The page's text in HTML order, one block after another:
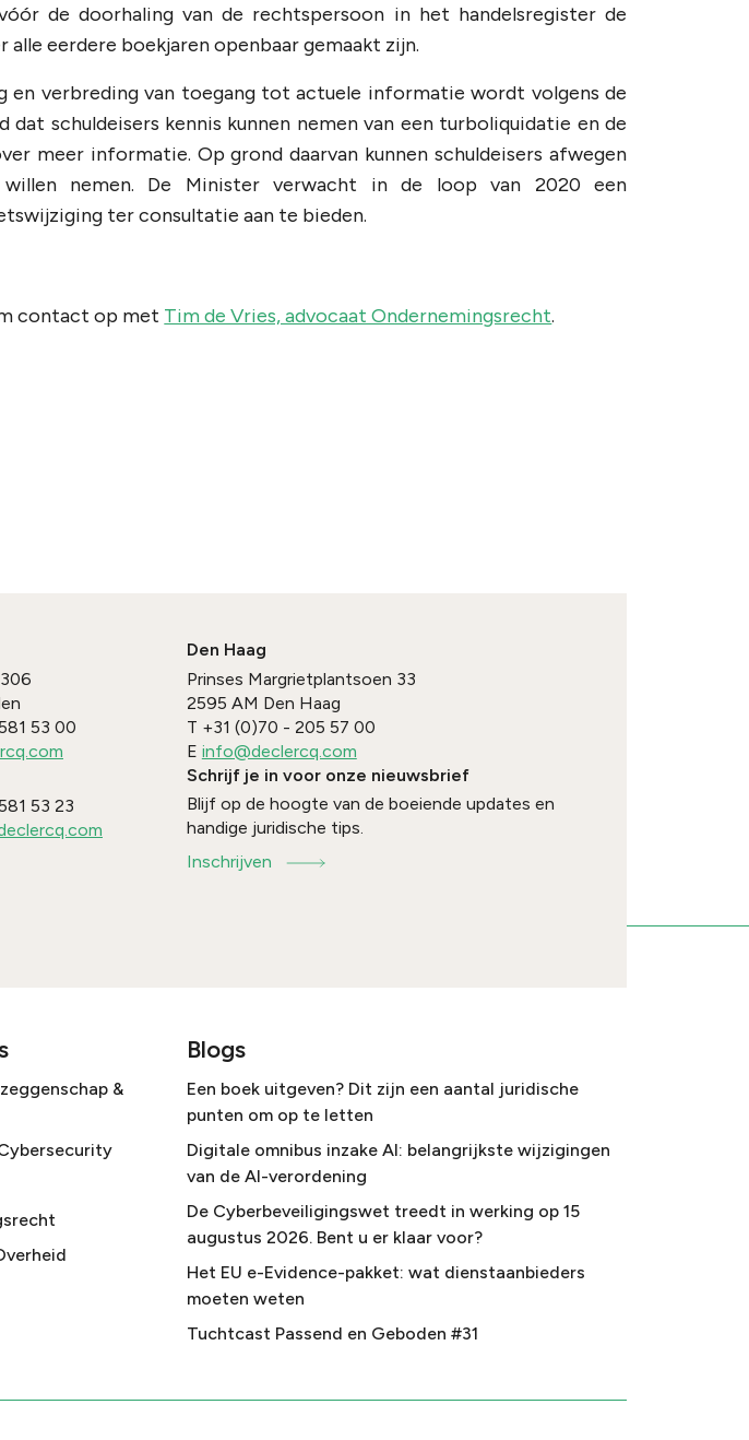
de doorhaling van de rechtspersoon in het handelsregister de
alle eerdere boekjaren openbaar gemaakt zijn.
en verbreding van toegang tot actuele informatie wordt volgens de
dat schuldeisers kennis kunnen nemen van een turboliquidatie en de
meer informatie. Op grond daarvan kunnen schuldeisers afwegen
nemen. De Minister verwacht in de loop van 2020 een
ter consultatie aan te bieden.
contact op met Tim de Vries, advocaat Ondernemingsrecht.
53 00
53 23
Den Haag
Prinses Margrietplantsoen 33
2595 AM Den Haag
T +31 (0)70 - 205 57 00
E info@declercq.com
Schrijf je in voor onze nieuwsbrief
Blijf op de hoogte van de boeiende updates en
handige juridische tips.
Inschrijven
&
Blogs
Een boek uitgeven? Dit zijn een aantal juridische
punten om op te letten
Digitale omnibus inzake AI: belangrijkste wijzigingen
van de AI-verordening
De Cyberbeveiligingswet treedt in werking op 15
augustus 2026. Bent u er klaar voor?
Het EU e-Evidence-pakket: wat dienstaanbieders
moeten weten
Tuchtcast Passend en Geboden #31